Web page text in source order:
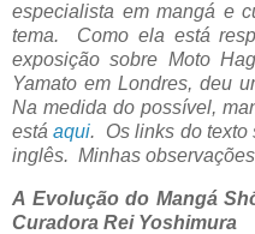
especialista em mangá e
tema. Como ela está
exposição sobre Moto
Yamato em Londres, deu
Na medida do possível,
estáaqui. Os links do texto
inglês. Minhas
A Evolução do Mangá
Curadora Rei Yoshimura